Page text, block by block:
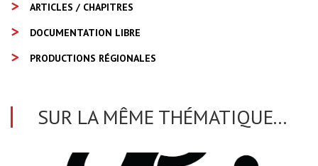
ARTICLES / CHAPITRES
DOCUMENTATION LIBRE
PRODUCTIONS RÉGIONALES
SUR LA MÊME THÉMATIQUE...